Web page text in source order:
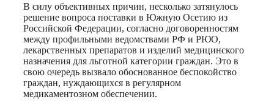
В силу объективных причин, несколько затянулось
решение вопроса поставки в Южную Осетию из
Российской Федерации, согласно договоренностям
между профильными ведомствами РФ и РЮО,
лекарственных препаратов и изделий медицинского
назначения для льготной категории граждан. Это в
свою очередь вызвало обоснованное беспокойство
граждан, нуждающихся в регулярном
медикаментозном обеспечении.